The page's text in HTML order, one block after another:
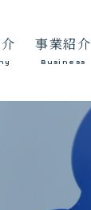
事業紹介
Business